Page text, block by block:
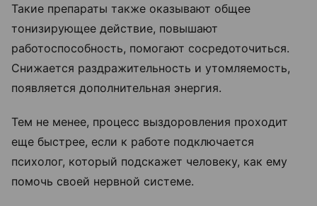
Такие препараты также оказывают общее
тонизирующее действие, повышают
работоспособность, помогают сосредоточиться.
Снижается раздражительность и утомляемость,
появляется дополнительная энергия.
Тем не менее, процесс выздоровления проходит
еще быстрее, если к работе подключается
психолог, который подскажет человеку, как ему
помочь своей нервной системе.